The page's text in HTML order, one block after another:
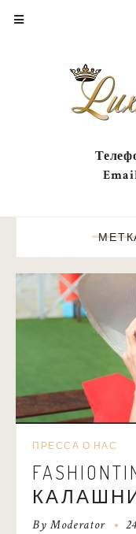
ПРЕССА О НАС
ByModerator